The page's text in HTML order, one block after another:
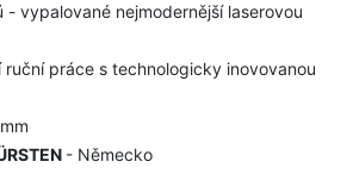
vypalované nejmodernější laserovou
práce s technologicky inovovanou
- Německo